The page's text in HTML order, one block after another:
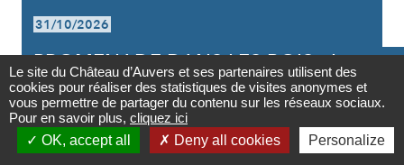
Contact

Newsletter
31/10/2026
PROMENADE DANS LES BOIS : LA
LÉGENDE DE JACK O'LANTERN
Le site du Château d’Auvers et ses partenaires utilisent des
cookies pour réaliser des statistiques de visites anonymes et
vous permettre de partager du contenu sur les réseaux sociaux.
Pour en savoir plus, cliquez ici
OK, accept all
Deny all cookies Personalize